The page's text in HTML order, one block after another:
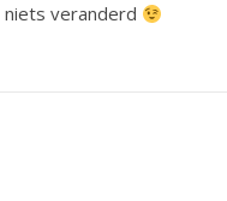
veranderd